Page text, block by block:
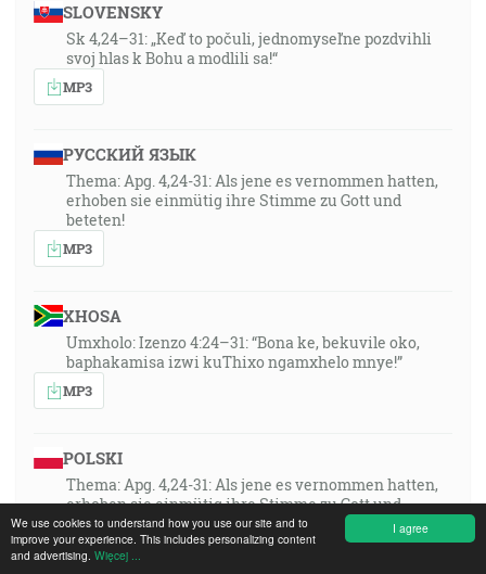
I agree
We use cookies to understand how you use our site and to
improve your experience. This includes personalizing content
and advertising. Więcej ...
SLOVENSKY
Sk 4,24–31: „Keď to počuli, jednomyseľne pozdvihli
svoj hlas k Bohu a modlili sa!“
MP3
РУССКИЙ ЯЗЫК
Thema: Apg. 4,24-31: Als jene es vernommen hatten,
erhoben sie einmütig ihre Stimme zu Gott und
beteten!
MP3
XHOSA
Umxholo: Izenzo 4:24–31: “Bona ke, bekuvile oko,
baphakamisa izwi kuThixo ngamxhelo mnye!”
MP3
POLSKI
Thema: Apg. 4,24-31: Als jene es vernommen hatten,
erhoben sie einmütig ihre Stimme zu Gott und
beteten!
MP3